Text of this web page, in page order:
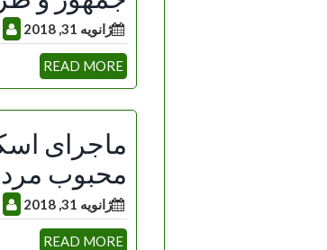
ژانویه 31, 2018
READ MORE
ماجرای
محبوب
ژانویه 31, 2018
READ MORE